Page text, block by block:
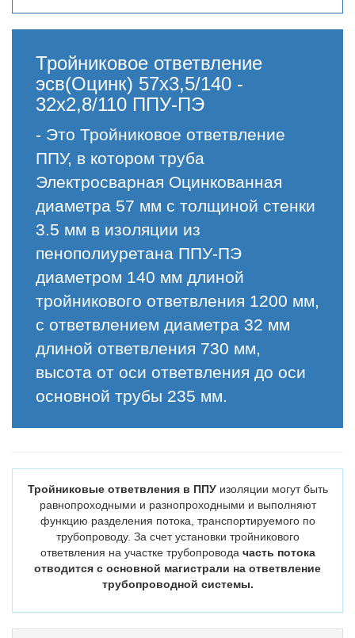
Тройниковое ответвление
эсв(Оцинк) 57х3,5/140 -
32х2,8/110 ППУ-ПЭ
- Это Тройниковое ответвление
ППУ, в котором труба
Электросварная Оцинкованная
диаметра 57 мм с толщиной стенки
3.5 мм в изоляции из
пенополиуретана ППУ-ПЭ
диаметром 140 мм длиной
тройникового ответвления 1200 мм,
с ответвлением диаметра 32 мм
длиной ответвления 730 мм,
высота от оси ответвления до оси
основной трубы 235 мм.
Тройниковые ответвления в ППУизоляции могут быть
равнопроходными и разнопроходными и выполняют
функцию разделения потока, транспортируемого по
трубопроводу. За счет установки тройникового
ответвления на участке трубопровода часть потока
отводится с основной магистрали на ответвление
трубопроводной системы.